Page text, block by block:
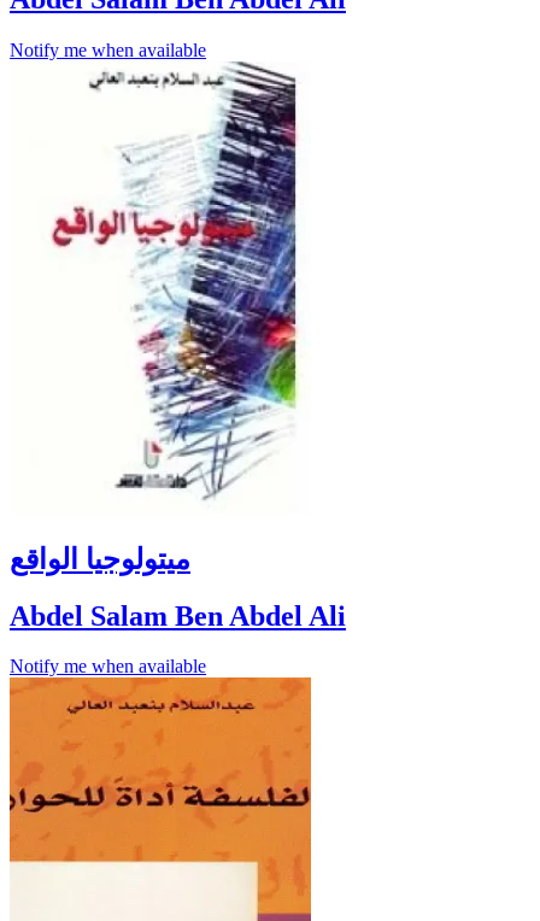
Notify me when available
ميتولوجيا الواقع
Abdel Salam Ben Abdel Ali
Notify me when available